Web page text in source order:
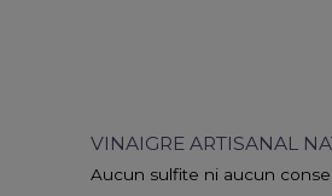
VINAIGRE ARTISANAL
Aucun sulfite ni aucun